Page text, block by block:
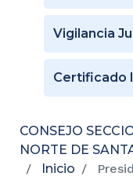
Vigilancia
Certificado
CONSEJO
NORTE DE
Inicio